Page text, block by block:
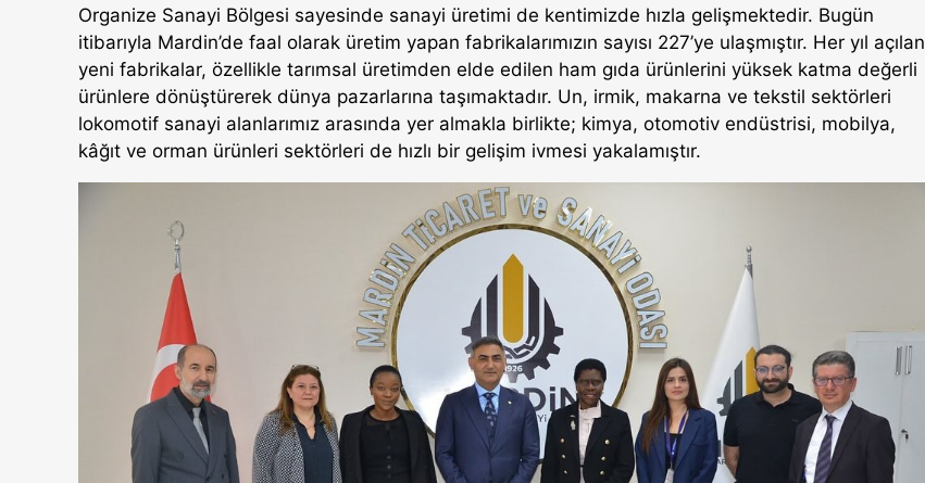
Organize Sanayi Bölgesi sayesinde sanayi üretimi de kentimizde hızla gelişmektedir. Bugün
itibarıyla Mardin’de faal olarak üretim yapan fabrikalarımızın sayısı 227’ye ulaşmıştır. Her yıl açılan
yeni fabrikalar, özellikle tarımsal üretimden elde edilen ham gıda ürünlerini yüksek katma değerli
ürünlere dönüştürerek dünya pazarlarına taşımaktadır. Un, irmik, makarna ve tekstil sektörleri
lokomotif sanayi alanlarımız arasında yer almakla birlikte; kimya, otomotiv endüstrisi, mobilya,
kâğıt ve orman ürünleri sektörleri de hızlı bir gelişim ivmesi yakalamıştır.